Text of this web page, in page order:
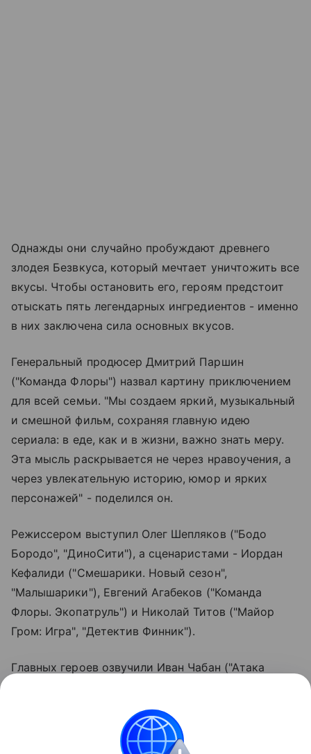
Однажды они случайно пробуждают древнего
злодея Безвкуса, который мечтает уничтожить все
вкусы. Чтобы остановить его, героям предстоит
отыскать пять легендарных ингредиентов - именно
в них заключена сила основных вкусов.
Генеральный продюсер Дмитрий Паршин
("Команда Флоры") назвал картину приключением
для всей семьи. "Мы создаем яркий, музыкальный
и смешной фильм, сохраняя главную идею
сериала: в еде, как и в жизни, важно знать меру.
Эта мысль раскрывается не через нравоучения, а
через увлекательную историю, юмор и ярких
персонажей" - поделился он.
Режиссером выступил Олег Шепляков ("Бодо
Бородо", "ДиноСити"), а сценаристами - Иордан
Кефалиди ("Смешарики. Новый сезон",
"Малышарики"), Евгений Агабеков ("Команда
Флоры. Экопатруль") и Николай Титов ("Майор
Гром: Игра", "Детектив Финник").
Главных героев озвучили Иван Чабан ("Атака
Обрезкова ("Лунтик и его друзья"). Антон Васильев
("Песенки Фортуны", "Мой мир. Поем вместе")
сочинил 8 оригинальных музыкальных